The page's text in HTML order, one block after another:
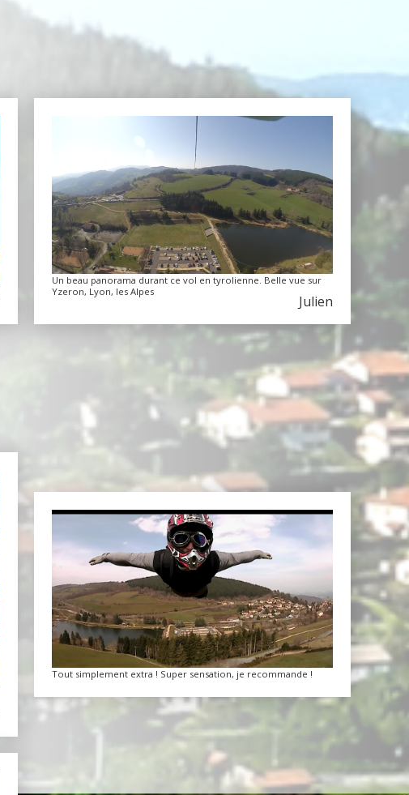
Un beau panorama durant ce vol en tyrolienne. Belle vue sur
Yzeron, Lyon, les Alpes
Julien
Tout simplement extra ! Super sensation, je recommande !